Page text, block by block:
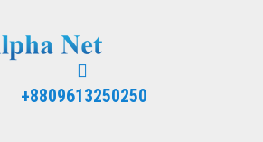
+8809613250250